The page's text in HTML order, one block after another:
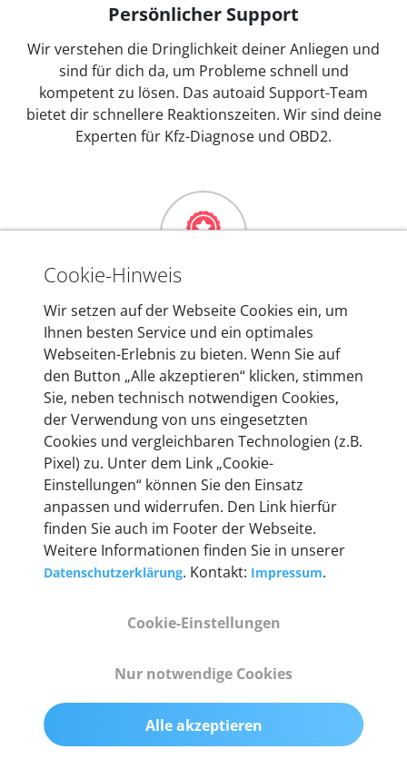
Persönlicher Support
Wir verstehen die Dringlichkeit deiner Anliegen und
sind für dich da, um Probleme schnell und
kompetent zu lösen. Das autoaid Support-Team
bietet dir schnellere Reaktionszeiten. Wir sind deine
Experten für Kfz-Diagnose und OBD2.
Mehr als 10 Jahre Erfahrung
In den Kfz-Diagnosegeräten von autoaid stecken
mehr als 10 Jahre Erfahrung, und auch in Zukunft
entwickeln wir unsere Produkte am Standort in
Berlin laufend weiter. Auf diese Qualität vertrauen
heute mehr als 60.000 Privatkunden und
Unternehmen.
Technische Details &
Gewicht
Cookie-Hinweis
Wir setzen auf der Webseite Cookies ein, um
Ihnen besten Service und ein optimales
Webseiten-Erlebnis zu bieten. Wenn Sie auf
den Button „Alle akzeptieren“ klicken, stimmen
Sie, neben technisch notwendigen Cookies,
der Verwendung von uns eingesetzten
Cookies und vergleichbaren Technologien (z.B.
Pixel) zu. Unter dem Link „Cookie-
Einstellungen“ können Sie den Einsatz
anpassen und widerrufen. Den Link hierfür
finden Sie auch im Footer der Webseite.
Weitere Informationen finden Sie in unserer
Datenschutzerklärung. Kontakt: Impressum.
Cookie-Einstellungen
Nur notwendige Cookies
Alle akzeptieren